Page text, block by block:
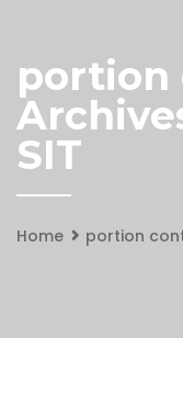
portion
SIT
Home portion